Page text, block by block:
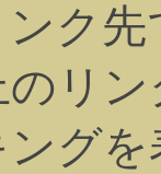
ク
リ
グ